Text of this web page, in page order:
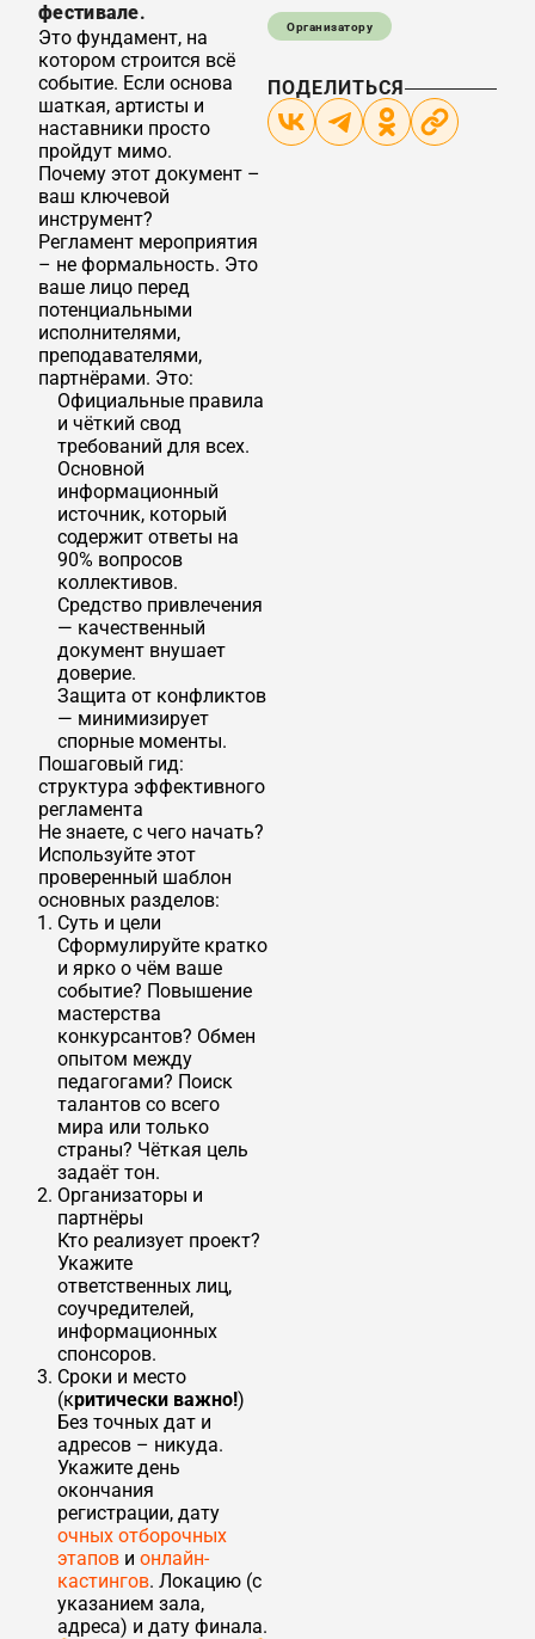
фестивале.
Это фундамент, на
котором строится всё
событие. Если основа
шаткая, артисты и
наставники просто
пройдут мимо.
Почему этот документ –
ваш ключевой
инструмент?
Регламент мероприятия
– не формальность. Это
ваше лицо перед
потенциальными
исполнителями,
преподавателями,
партнёрами. Это:
Официальные правила
и чёткий свод
требований для всех.
Основной
информационный
источник, который
содержит ответы на
90% вопросов
коллективов.
Средство привлечения
— качественный
документ внушает
доверие.
Защита от конфликтов
— минимизирует
спорные моменты.
Пошаговый гид:
структура эффективного
регламента
Не знаете, с чего начать?
Используйте этот
проверенный шаблон
основных разделов:
Суть и цели
Сформулируйте кратко
и ярко о чём ваше
событие? Повышение
мастерства
конкурсантов? Обмен
опытом между
педагогами? Поиск
талантов со всего
мира или только
страны? Чёткая цель
задаёт тон.
Организаторы и
партнёры
Кто реализует проект?
Укажите
ответственных лиц,
соучредителей,
информационных
спонсоров.
Сроки и место
(критически важно!)
Без точных дат и
адресов – никуда.
Укажите день
окончания
регистрации, дату
очных отборочных
этапов и онлайн-
кастингов. Локацию (с
указанием зала,
адреса) и дату финала.
Организатору
ПОДЕЛИТЬСЯ